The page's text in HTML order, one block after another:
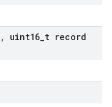
, uint16 t record